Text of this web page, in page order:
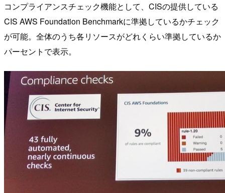
コンプライアンスチェック機能として、CISの提供している
CIS AWS Foundation Benchmarkに準拠しているかチェック
が可能。全体のうち各リソースがどれくらい準拠しているか
パーセントで表示。